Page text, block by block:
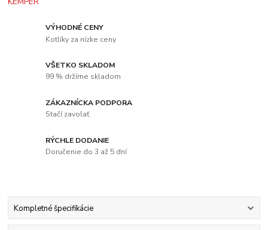
VÝHODNÉ CENY
Kotlíky za nízke ceny
VŠETKO SKLADOM
99 % držíme skladom
ZÁKAZNÍCKA PODPORA
Stačí zavolať
RÝCHLE DODANIE
Doručenie do 3 až 5 dní
Kompletné špecifikácie